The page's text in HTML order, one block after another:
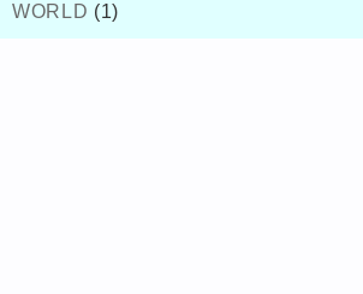
WORLD (1)